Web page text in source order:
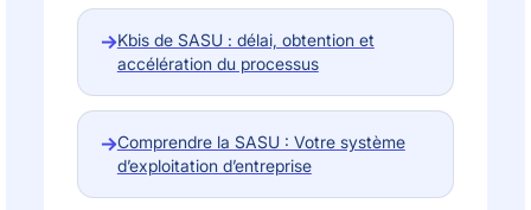
→Kbis de SASU : délai, obtention et
accélération du processus
→Comprendre la SASU : Votre système
d’exploitation d’entreprise